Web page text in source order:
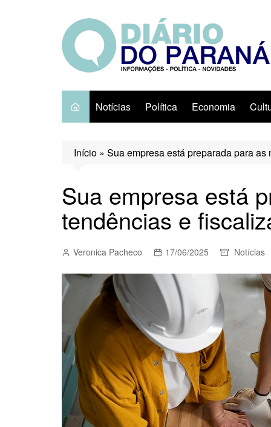
Notícias Política Economia
Início » Sua empresa está preparada para
Sua empresa está
tendências e
Veronica Pacheco 17/06/2025 Notícias